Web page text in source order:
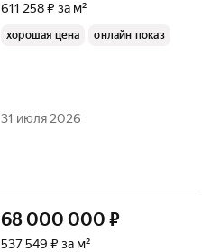
611 258 ₽ за м²
хорошая цена онлайн показ
31 июля 2026
68 000 000 ₽
537 549 ₽ за м²